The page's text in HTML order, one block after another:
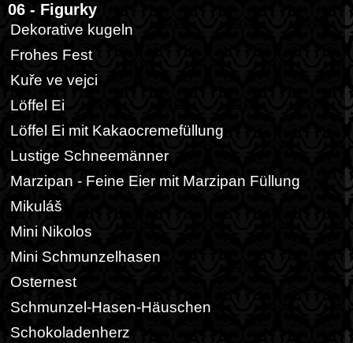
06 - Figurky
Dekorative kugeln
Frohes Fest
Kuře ve vejci
Löffel Ei
Löffel Ei mit Kakaocremefüllung
Lustige Schneemänner
Marzipan - Feine Eier mit Marzipan Füllung
Mikuláš
Mini Nikolos
Mini Schmunzelhasen
Osternest
Schmunzel-Hasen-Häuschen
Schokoladenherz